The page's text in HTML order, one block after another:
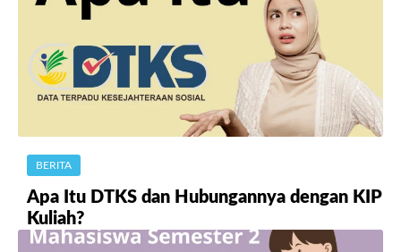
BERITA
Apa Itu DTKS dan Hubungannya dengan KIP
Kuliah?